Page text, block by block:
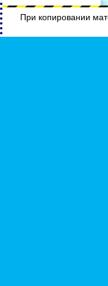
При копировании